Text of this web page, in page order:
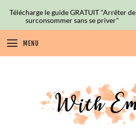
MENU
Télécharge le guide GRATUIT "Arrêter de
surconsommer sans se priver"